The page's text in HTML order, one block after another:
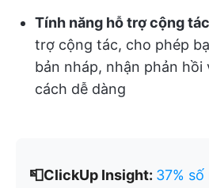
Tính năng hỗ trợ cộng tác
trợ cộng tác, cho phép
bản nháp, nhận phản hồi
cách dễ dàng
📮ClickUp Insight: 37%